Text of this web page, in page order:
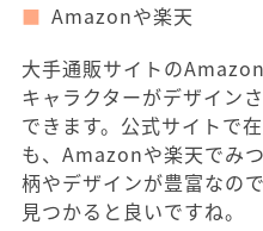
Amazonや楽天
大手通販サイトの
キャラクターがデザイン
できます。公式サイトで
も、Amazonや楽天でみ
柄やデザインが豊富なの
見つかると良いですね。